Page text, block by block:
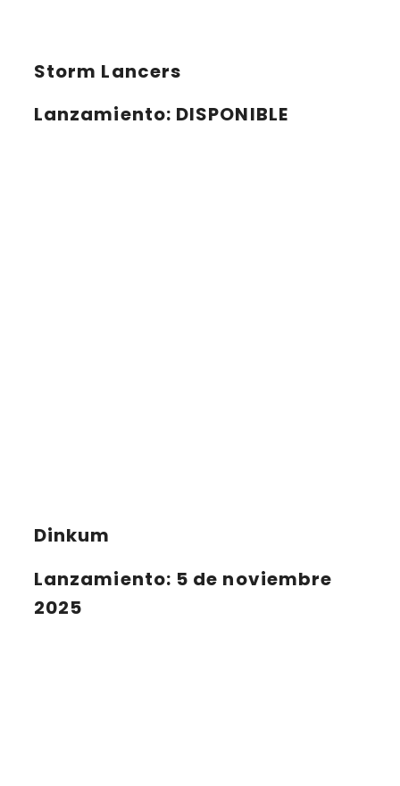
Storm Lancers
Lanzamiento: DISPONIBLE
Dinkum
Lanzamiento: 5 de noviembre
2025